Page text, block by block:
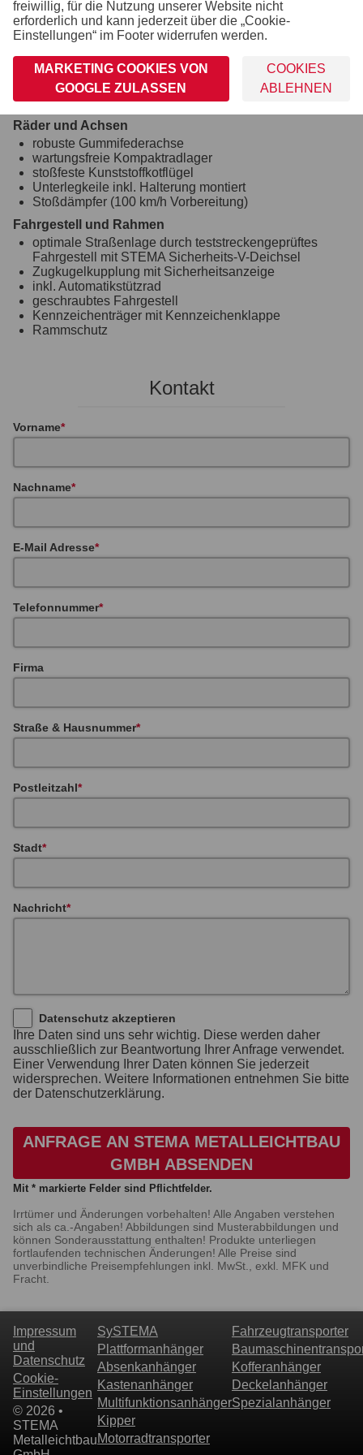
abschließbarer Drehstangenverschluss
Rangiergriff
8 Ringschrauben im Aluprofil integriert (variabel
verstellbar)
Räder und Achsen
robuste Gummifederachse
wartungsfreie Kompaktradlager
stoßfeste Kunststoffkotflügel
Unterlegkeile inkl. Halterung montiert
Stoßdämpfer (100 km/h Vorbereitung)
Fahrgestell und Rahmen
optimale Straßenlage durch teststreckengeprüftes
Fahrgestell mit STEMA Sicherheits-V-Deichsel
Zugkugelkupplung mit Sicherheitsanzeige
inkl. Automatikstützrad
geschraubtes Fahrgestell
Kennzeichenträger mit Kennzeichenklappe
Rammschutz
Kontakt
Vorname
Nachname
E-Mail Adresse
Telefonnummer
Firma
Straße & Hausnummer
Postleitzahl
Stadt
Nachricht
Datenschutz akzeptieren
Ihre Daten sind uns sehr wichtig. Diese werden daher
ausschließlich zur Beantwortung Ihrer Anfrage verwendet.
Einer Verwendung Ihrer Daten können Sie jederzeit
widersprechen. Weitere Informationen entnehmen Sie bitte
der Datenschutzerklärung.
ANFRAGE AN STEMA METALLEICHTBAU
GMBH ABSENDEN
Mit * markierte Felder sind Pflichtfelder.
Irrtümer und Änderungen vorbehalten! Alle Angaben verstehen
sich als ca.-Angaben! Abbildungen sind Musterabbildungen und
können Sonderausstattung enthalten! Produkte unterliegen
fortlaufenden technischen Änderungen! Alle Preise sind
unverbindliche Preisempfehlungen inkl. MwSt., exkl. MFK und
Fracht.
Impressum
und
Datenschutz
Cookie-
Einstellungen
© 2026 •
STEMA
Metalleichtbau
SySTEMA
Plattformanhänger
Absenkanhänger
Kastenanhänger
Multifunktionsanhänger
Kipper
Motorradtransporter
Fahrzeugtransporter
Kofferanhänger
Deckelanhänger
Spezialanhänger
freiwillig, für die Nutzung unserer Website nicht
erforderlich und kann jederzeit über die „Cookie-
Einstellungen“ im Footer widerrufen werden.
MARKETING COOKIES VON
GOOGLE ZULASSEN
COOKIES
ABLEHNEN